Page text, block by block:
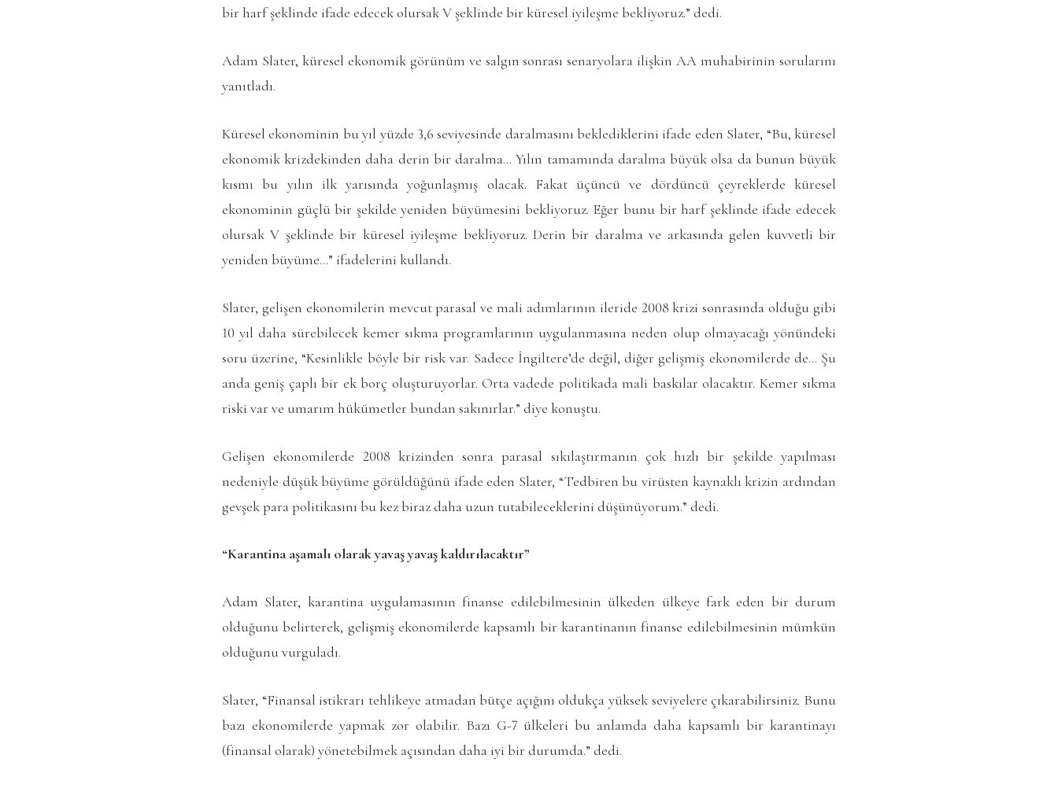
bir harf şeklinde ifade edecek olursak V şeklinde bir küresel iyileşme bekliyoruz.” dedi.
Adam Slater, küresel ekonomik görünüm ve salgın sonrası senaryolara ilişkin AA muhabirinin sorularını
yanıtladı.
Küresel ekonominin bu yıl yüzde 3,6 seviyesinde daralmasını beklediklerini ifade eden Slater, “Bu, küresel
ekonomik krizdekinden daha derin bir daralma… Yılın tamamında daralma büyük olsa da bunun büyük
kısmı bu yılın ilk yarısında yoğunlaşmış olacak. Fakat üçüncü ve dördüncü çeyreklerde küresel
ekonominin güçlü bir şekilde yeniden büyümesini bekliyoruz. Eğer bunu bir harf şeklinde ifade edecek
olursak V şeklinde bir küresel iyileşme bekliyoruz. Derin bir daralma ve arkasında gelen kuvvetli bir
yeniden büyüme…” ifadelerini kullandı.
Slater, gelişen ekonomilerin mevcut parasal ve mali adımlarının ileride 2008 krizi sonrasında olduğu gibi
10 yıl daha sürebilecek kemer sıkma programlarının uygulanmasına neden olup olmayacağı yönündeki
soru üzerine, “Kesinlikle böyle bir risk var. Sadece İngiltere’de değil, diğer gelişmiş ekonomilerde de… Şu
anda geniş çaplı bir ek borç oluşturuyorlar. Orta vadede politikada mali baskılar olacaktır. Kemer sıkma
riski var ve umarım hükümetler bundan sakınırlar.” diye konuştu.
Gelişen ekonomilerde 2008 krizinden sonra parasal sıkılaştırmanın çok hızlı bir şekilde yapılması
nedeniyle düşük büyüme görüldüğünü ifade eden Slater, “Tedbiren bu virüsten kaynaklı krizin ardından
gevşek para politikasını bu kez biraz daha uzun tutabileceklerini düşünüyorum.” dedi.
“Karantina aşamalı olarak yavaş yavaş kaldırılacaktır”
Adam Slater, karantina uygulamasının finanse edilebilmesinin ülkeden ülkeye fark eden bir durum
olduğunu belirterek, gelişmiş ekonomilerde kapsamlı bir karantinanın finanse edilebilmesinin mümkün
olduğunu vurguladı.
Slater, “Finansal istikrarı tehlikeye atmadan bütçe açığını oldukça yüksek seviyelere çıkarabilirsiniz. Bunu
bazı ekonomilerde yapmak zor olabilir. Bazı G-7 ülkeleri bu anlamda daha kapsamlı bir karantinayı
(finansal olarak) yönetebilmek açısından daha iyi bir durumda.” dedi.